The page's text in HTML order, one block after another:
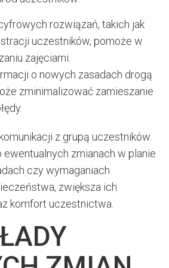
rozwiązań, takich jak
uczestników, pomoże w
zajęciami.
o nowych zasadach drogą
zminimalizować zamieszanie
z grupą uczestników.
ewentualnych zmianach w planie
czy wymaganiach
zwiększa ich
komfort uczestnictwa.